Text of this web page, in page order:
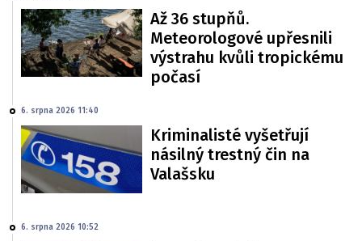
Až 36 stupňů.
Meteorologové upřesnili
výstrahu kvůli tropickému
počasí
6. srpna 2026 11:40
Kriminalisté vyšetřují
násilný trestný čin na
Valašsku
6. srpna 2026 10:52